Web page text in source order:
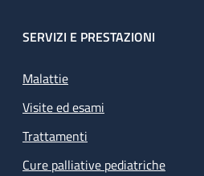
SERVIZI E PRESTAZIONI
Malattie
Visite ed esami
Trattamenti
Cure palliative pediatriche